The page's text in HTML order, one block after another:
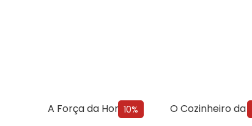
10%
A Força da Honra